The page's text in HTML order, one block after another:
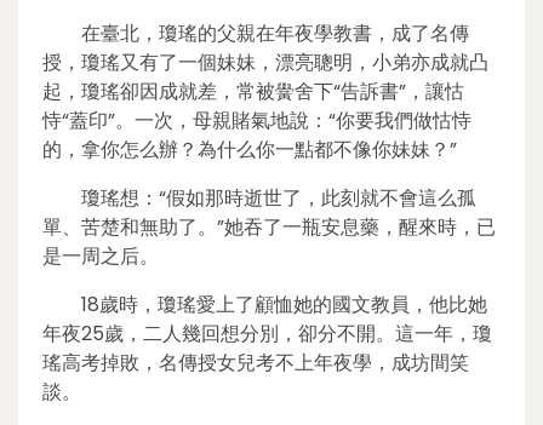
在臺北，瓊瑤的父親在年夜學教書，成了名傳
授，瓊瑤又有了一個妹妹，漂亮聰明，小弟亦成就凸
起，瓊瑤卻因成就差，常被黌舍下“告訴書”，讓怙
恃“蓋印”。一次，母親賭氣地說：“你要我們做怙恃
的，拿你怎么辦？為什么你一點都不像你妹妹？”
瓊瑤想：“假如那時逝世了，此刻就不會這么孤
單、苦楚和無助了。”她吞了一瓶安息藥，醒來時，已
是一周之后。
18歲時，瓊瑤愛上了顧恤她的國文教員，他比她
年夜25歲，二人幾回想分別，卻分不開。這一年，瓊
瑤高考掉敗，名傳授女兒考不上年夜學，成坊間笑
談。